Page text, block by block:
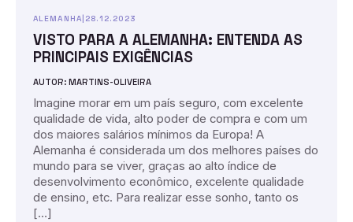
ALEMANHA 28.12.2023
VISTO PARA A ALEMANHA: ENTENDA AS
PRINCIPAIS EXIGÊNCIAS
AUTOR: MARTINS-OLIVEIRA
Imagine morar em um país seguro, com excelente
qualidade de vida, alto poder de compra e com um
dos maiores salários mínimos da Europa! A
Alemanha é considerada um dos melhores países do
mundo para se viver, graças ao alto índice de
desenvolvimento econômico, excelente qualidade
de ensino, etc. Para realizar esse sonho, tanto os
[…]